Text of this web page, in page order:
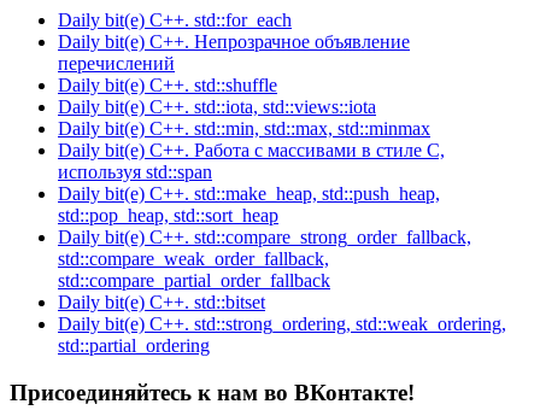
Daily bit(e) C++. std::for_each
Daily bit(e) C++. Непрозрачное объявление
перечислений
Daily bit(e) C++. std::shuffle
Daily bit(e) C++. std::iota, std::views::iota
Daily bit(e) C++. std::min, std::max, std::minmax
Daily bit(e) C++. Работа с массивами в стиле C,
используя std::span
Daily bit(e) C++. std::make_heap, std::push_heap,
std::pop_heap, std::sort_heap
Daily bit(e) C++. std::compare_strong_order_fallback,
std::compare_weak_order_fallback,
std::compare_partial_order_fallback
Daily bit(e) C++. std::bitset
Daily bit(e) C++. std::strong_ordering, std::weak_ordering,
std::partial_ordering
Присоединяйтесь к нам во ВКонтакте!